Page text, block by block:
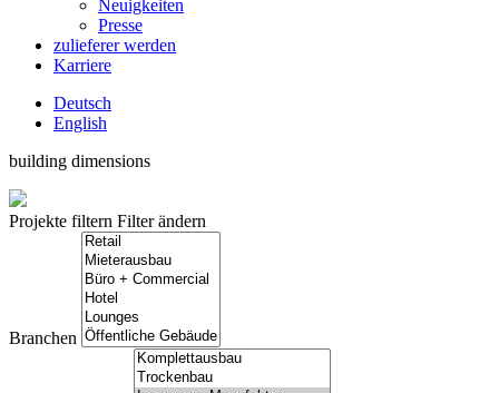
Neuigkeiten
Presse
zulieferer werden
Karriere
Deutsch
English
building dimensions
Projekte filtern Filter ändern
Branchen